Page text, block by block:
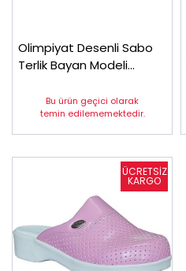
Olimpiyat Desenli Sabo
Terlik Bayan Modeli
Bu ürün geçici olarak
temin edilememektedir.